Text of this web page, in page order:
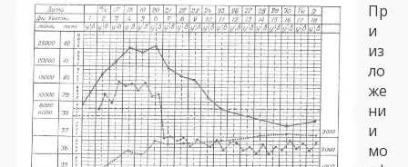
Пр
и
из
ло
же
ни
и
мо